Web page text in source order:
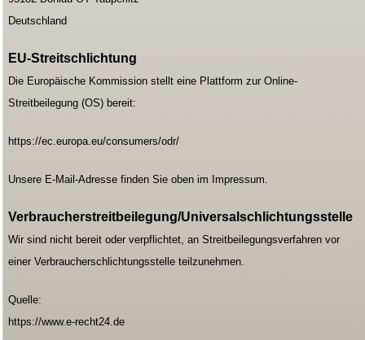
Deutschland
EU-Streitschlichtung
Die Europäische Kommission stellt eine Plattform zur Online-
Streitbeilegung (OS) bereit:
https://ec.europa.eu/consumers/odr/
Unsere E-Mail-Adresse finden Sie oben im Impressum.
Verbraucherstreitbeilegung/Universalschlichtungsstelle
Wir sind nicht bereit oder verpflichtet, an Streitbeilegungsverfahren vor
einer Verbraucherschlichtungsstelle teilzunehmen.
Quelle:
https://www.e-recht24.de